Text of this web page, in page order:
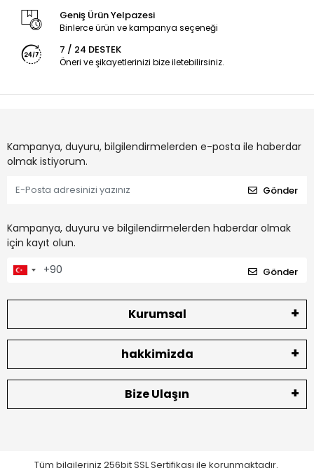
Geniş Ürün Yelpazesi
Binlerce ürün ve kampanya seçeneği
7 / 24 DESTEK
Öneri ve şikayetlerinizi bize iletebilirsiniz.
Kampanya, duyuru, bilgilendirmelerden e-posta ile haberdar
olmak istiyorum.
Gönder
Kampanya, duyuru ve bilgilendirmelerden haberdar olmak
için kayıt olun.
Gönder
Kurumsal
hakkimizda
Bize Ulaşın
Tüm bilgileriniz 256bit SSL Sertifikası ile korunmaktadır.